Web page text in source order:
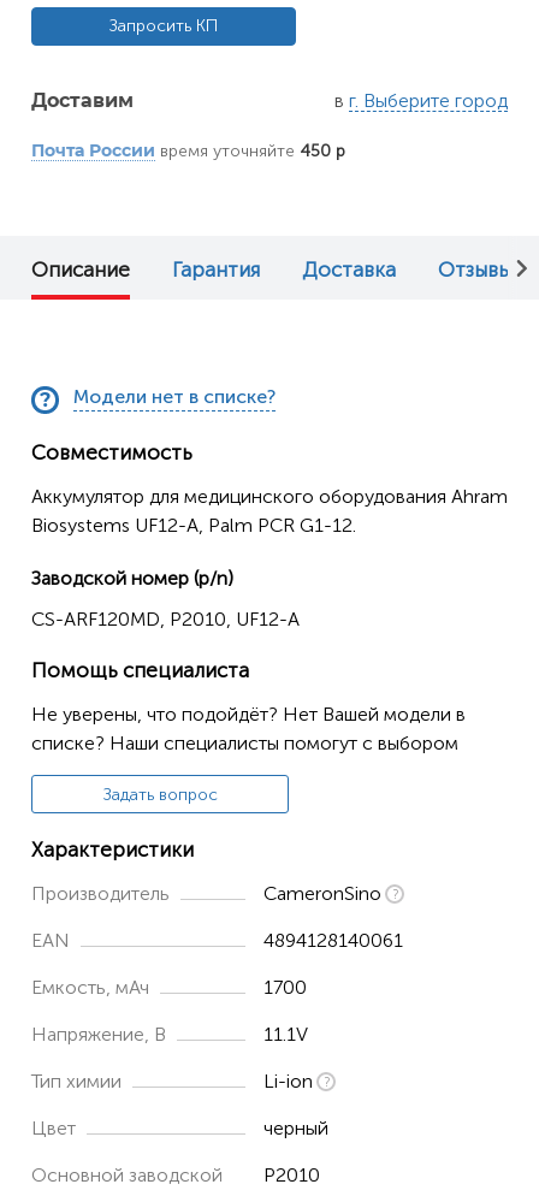
Запросить КП
Доставим в г. Выберите город
Почта России время уточняйте 450 р
Описание Гарантия Доставка Отзывы (0)
Модели нет в списке?
Совместимость
Аккумулятор для медицинского оборудования Ahram
Biosystems UF12-A, Palm PCR G1-12.
Заводской номер (p/n)
CS-ARF120MD, P2010, UF12-A
Помощь специалиста
Не уверены, что подойдёт? Нет Вашей модели в
списке? Наши специалисты помогут с выбором
Задать вопрос
Характеристики
Производитель CameronSino
EAN 4894128140061
Емкость, мАч 1700
Напряжение, В 11.1V
Тип химии Li-ion
Цвет черный
Основной заводской
P2010